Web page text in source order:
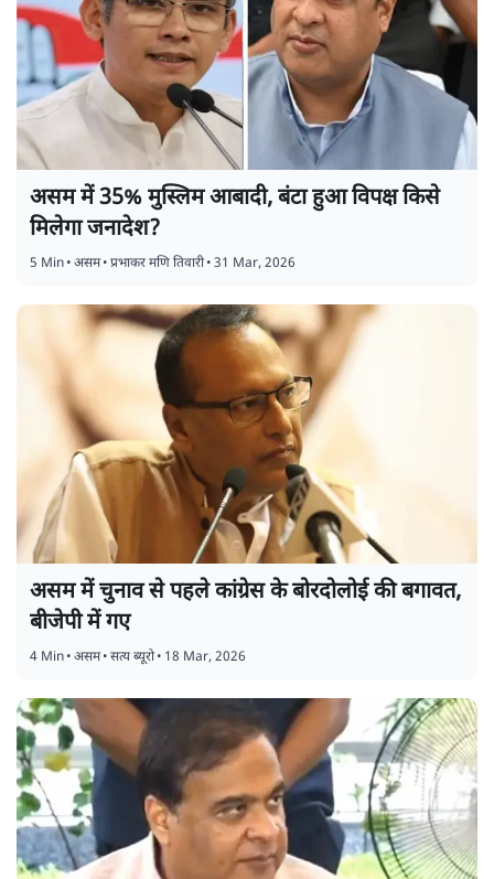
असम में 35% मुस्लिम आबादी, बंटा हुआ विपक्ष किसे
मिलेगा जनादेश?
5 Min•असम•प्रभाकर मणि तिवारी•31 Mar, 2026
असम में चुनाव से पहले कांग्रेस के बोरदोलोई की बगावत,
बीजेपी में गए
4 Min•असम•सत्य ब्यूरो• 18 Mar, 2026